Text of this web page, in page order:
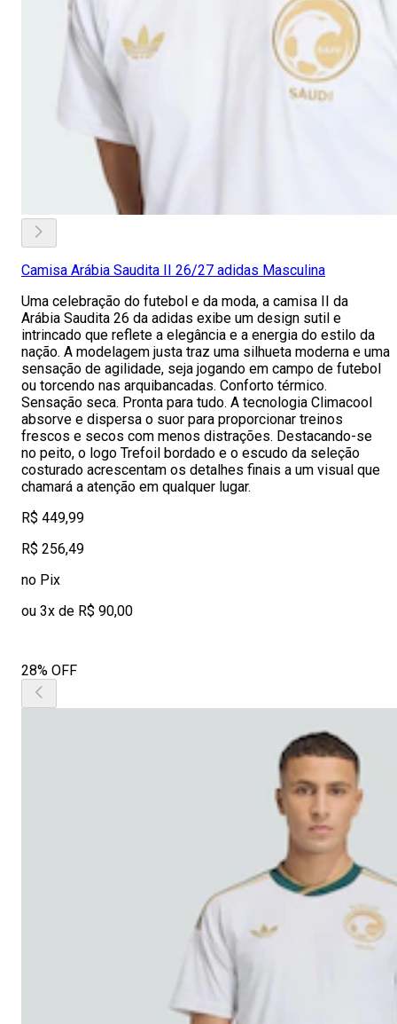
Camisa Arábia Saudita II 26/27 adidas Masculina
Uma celebração do futebol e da moda, a camisa II da
Arábia Saudita 26 da adidas exibe um design sutil e
intrincado que reflete a elegância e a energia do estilo da
nação. A modelagem justa traz uma silhueta moderna e uma
sensação de agilidade, seja jogando em campo de futebol
ou torcendo nas arquibancadas. Conforto térmico.
Sensação seca. Pronta para tudo. A tecnologia Climacool
absorve e dispersa o suor para proporcionar treinos
frescos e secos com menos distrações. Destacando-se
no peito, o logo Trefoil bordado e o escudo da seleção
costurado acrescentam os detalhes finais a um visual que
chamará a atenção em qualquer lugar.
R$ 449,99
R$ 256,49
no Pix
ou 3x de R$ 90,00
28% OFF